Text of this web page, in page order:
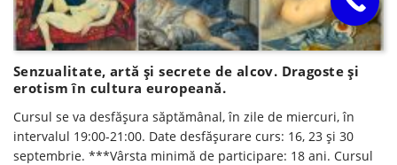
Senzualitate, artă și secrete de alcov. Dragoste și
erotism în cultura europeană.
Cursul se va desfăşura săptămânal, în zile de miercuri, în
intervalul 19:00-21:00. Date desfăşurare curs: 16, 23 și 30
septembrie. ***Vârsta minimă de participare: 18 ani. Cursul